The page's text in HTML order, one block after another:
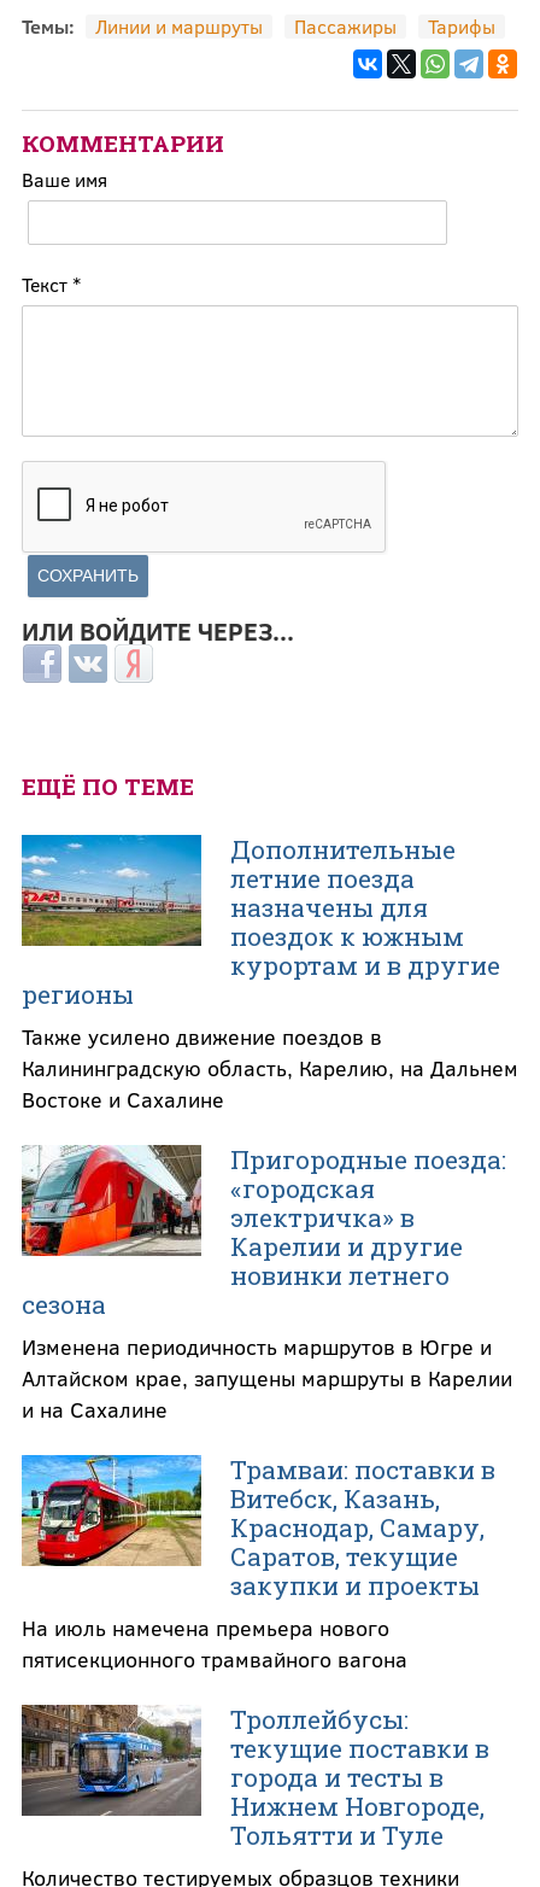
Темы:
Линии и маршруты Пассажиры Тарифы
КОММЕНТАРИИ
Ваше имя
Текст *
ИЛИ ВОЙДИТЕ ЧЕРЕЗ...
Login with Facebook
Login with ВКонтакте
Login with Яндекс
ЕЩЁ ПО ТЕМЕ
Дополнительные
летние поезда
назначены для
поездок к южным
курортам и в другие
регионы
Также усилено движение поездов в
Калининградскую область, Карелию, на Дальнем
Востоке и Сахалине
Пригородные поезда:
«городская
электричка» в
Карелии и другие
новинки летнего
сезона
Изменена периодичность маршрутов в Югре и
Алтайском крае, запущены маршруты в Карелии
и на Сахалине
Трамваи: поставки в
Витебск, Казань,
Краснодар, Самару,
Саратов, текущие
закупки и проекты
На июль намечена премьера нового
пятисекционного трамвайного вагона
Троллейбусы:
текущие поставки в
города и тесты в
Нижнем Новгороде,
Тольятти и Туле
Количество тестируемых образцов техники